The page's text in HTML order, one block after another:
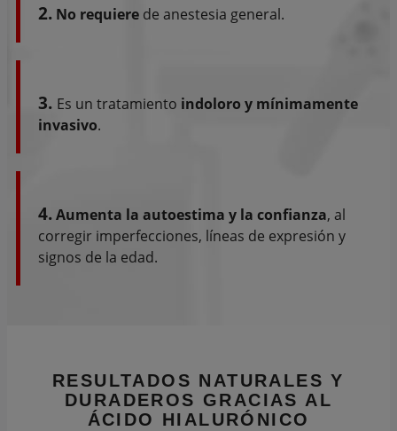
2. No requiere de anestesia general.
3. Es un tratamiento indoloro y mínimamente
invasivo.
4.Aumenta la autoestima y la confianza, al
corregir imperfecciones, líneas de expresión y
signos de la edad.
RESULTADOS NATURALES Y
DURADEROS GRACIAS AL
ÁCIDO HIALURÓNICO